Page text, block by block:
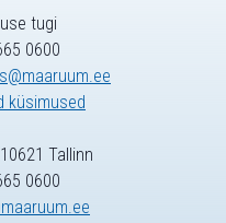
tugi
0600
küsimused
Tallinn
0600